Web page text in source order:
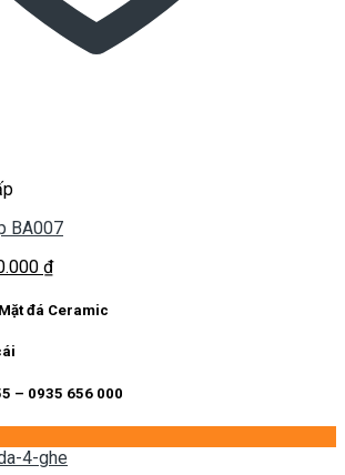
BA007
₫Giá
tại
đá Ceramic
– 0935 656 000